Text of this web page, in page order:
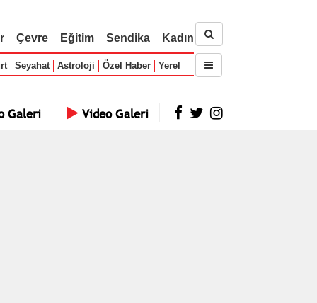
Çevre Eğitim Sendika Kadın
Seyahat Astroloji Özel Haber Yerel
Galeri Video Galeri